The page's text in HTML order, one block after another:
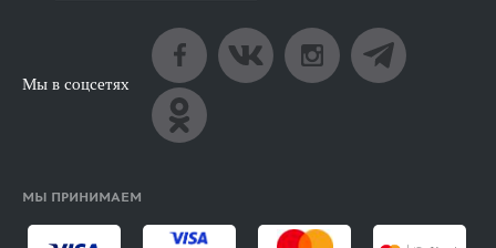
Мы в соцсетях
МЫ ПРИНИМАЕМ